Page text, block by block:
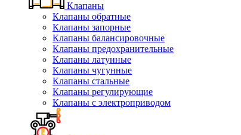
Клапаны
Клапаны обратные
Клапаны запорные
Клапаны балансировочные
Клапаны предохранительные
Клапаны латунные
Клапаны чугунные
Клапаны стальные
Клапаны регулирующие
Клапаны с электроприводом